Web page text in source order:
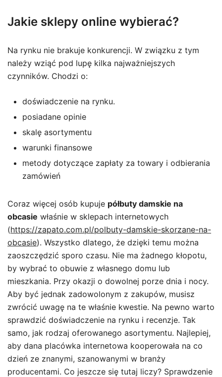
Jakie sklepy online wybierać?
Na rynku nie brakuje konkurencji. W związku z tym
należy wziąć pod lupę kilka najważniejszych
czynników. Chodzi o:
doświadczenie na rynku.
posiadane opinie
skalę asortymentu
warunki finansowe
metody dotyczące zapłaty za towary i odbierania
zamówień
Coraz więcej osób kupuje półbuty damskie na
obcasie właśnie w sklepach internetowych
(https://zapato.com.pl/polbuty-damskie-skorzane-na-
obcasie). Wszystko dlatego, że dzięki temu można
zaoszczędzić sporo czasu. Nie ma żadnego kłopotu,
by wybrać to obuwie z własnego domu lub
mieszkania. Przy okazji o dowolnej porze dnia i nocy.
Aby być jednak zadowolonym z zakupów, musisz
zwrócić uwagę na te właśnie kwestie. Na pewno warto
sprawdzić doświadczenie na rynku i recenzje. Tak
samo, jak rodzaj oferowanego asortymentu. Najlepiej,
aby dana placówka internetowa kooperowała na co
dzień ze znanymi, szanowanymi w branży
producentami. Co jeszcze się tutaj liczy? Sprawdzenie